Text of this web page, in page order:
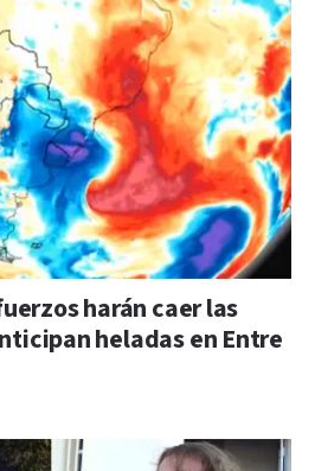
harán caer las
heladas en Entre